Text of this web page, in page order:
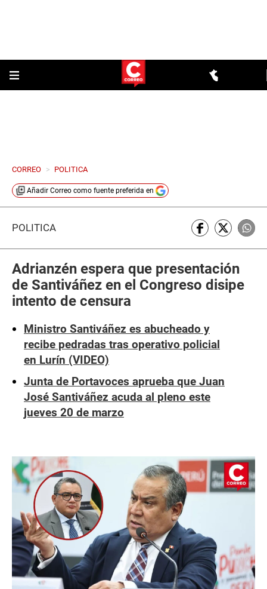
CORREO > POLITICA
Añadir Correo como fuente preferida en
POLÍTICA
Adrianzén espera que presentación
de Santiváñez en el Congreso disipe
intento de censura
Ministro Santiváñez es abucheado y
recibe pedradas tras operativo policial
en Lurín (VIDEO)
Junta de Portavoces aprueba que Juan
José Santiváñez acuda al pleno este
jueves 20 de marzo